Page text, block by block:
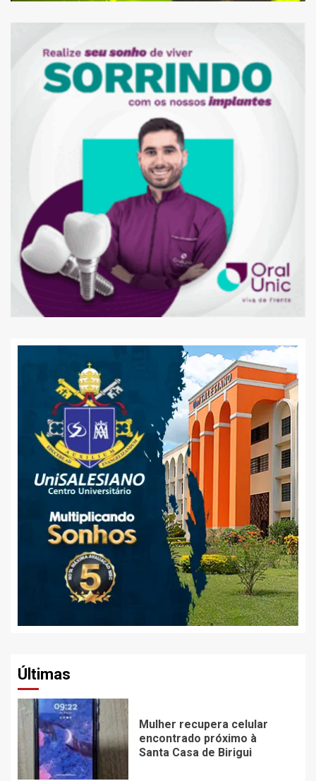
Últimas
Mulher recupera celular
encontrado próximo à
Santa Casa de Birigui